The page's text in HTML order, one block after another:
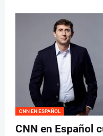
CNN EN ESPAÑOL
CNN en Español